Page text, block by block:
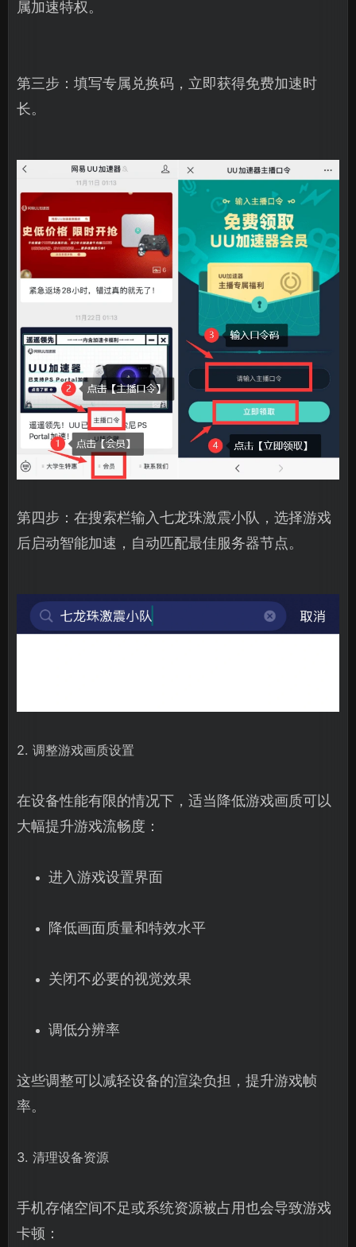
属加速特权。
第三步：填写专属兑换码，立即获得免费加速时
长。
第四步：在搜索栏输入七龙珠激震小队，选择游戏
后启动智能加速，自动匹配最佳服务器节点。
2. 调整游戏画质设置
在设备性能有限的情况下，适当降低游戏画质可以
大幅提升游戏流畅度：
进入游戏设置界面
降低画面质量和特效水平
关闭不必要的视觉效果
调低分辨率
这些调整可以减轻设备的渲染负担，提升游戏帧
率。
3. 清理设备资源
手机存储空间不足或系统资源被占用也会导致游戏
卡顿：